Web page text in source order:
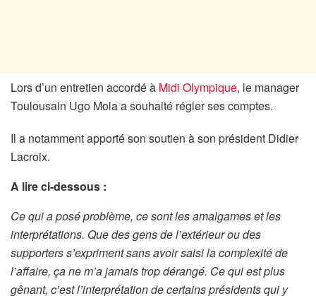
Lors d’un entretien accordé à Midi Olympique, le manager
Toulousain Ugo Mola a souhaité régler ses comptes.
Il a notamment apporté son soutien à son président Didier
Lacroix.
A lire ci-dessous :
Ce qui a posé problème, ce sont les amalgames et les
interprétations. Que des gens de l’extérieur ou des
supporters s’expriment sans avoir saisi la complexité de
l’affaire, ça ne m’a jamais trop dérangé. Ce qui est plus
gênant, c’est l’interprétation de certains présidents qui y